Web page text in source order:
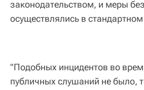
законодательством, и меры
осуществлялись в
"Подобных инцидентов во
публичных слушаний не было,